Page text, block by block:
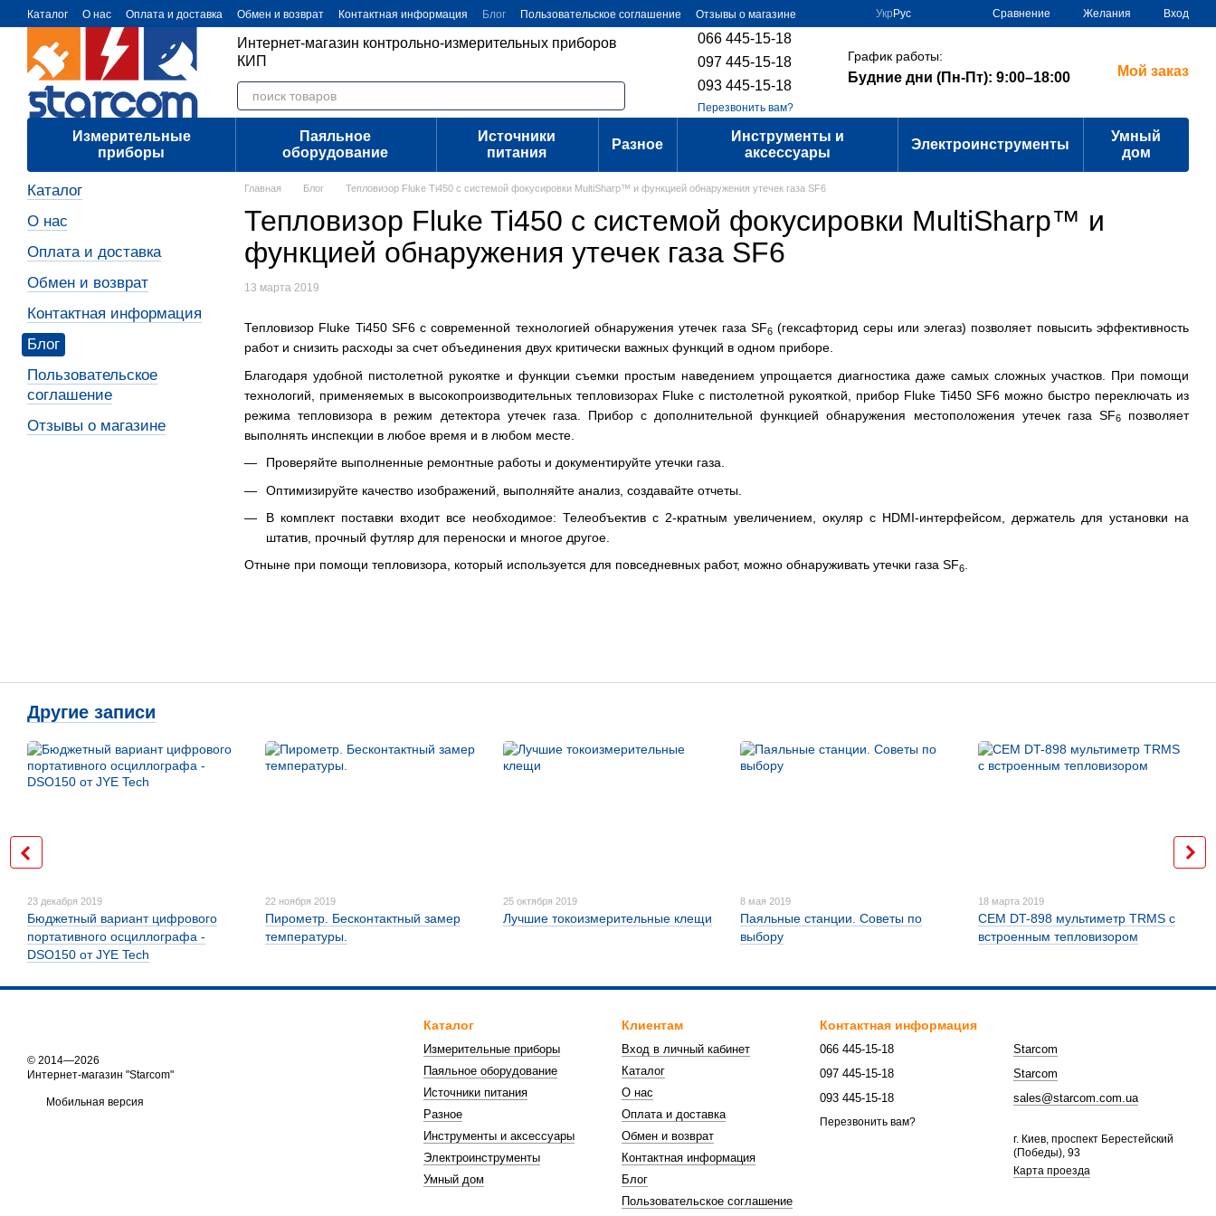
Перейти к основному контенту
Каталог О нас Оплата и доставка Обмен и возврат Контактная информация Блог Пользовательское соглашение Отзывы о магазине Укр Рус Сравнение Желания Вход
Интернет-магазин контрольно-измерительных приборов
КИП
066 445-15-18
097 445-15-18
093 445-15-18
Перезвонить вам?
График работы:
Будние дни (Пн-Пт): 9:00–18:00 Мой заказ
Измерительные
приборы
Паяльное
оборудование
Источники
питания
Разное
Инструменты и
аксессуары
Электроинструменты
Умный
дом
Главная Блог Тепловизор Fluke Ti450 с системой фокусировки MultiSharp™ и функцией обнаружения утечек газа SF6
Тепловизор Fluke Ti450 с системой фокусировки MultiSharp™ и
функцией обнаружения утечек газа SF6
13 марта 2019
Тепловизор Fluke Ti450 SF6 с современной технологией обнаружения утечек газа SF6(гексафторид серы или элегаз) позволяет повысить эффективность
работ и снизить расходы за счет объединения двух критически важных функций в одном приборе.
Благодаря удобной пистолетной рукоятке и функции съемки простым наведением упрощается диагностика даже самых сложных участков. При помощи
технологий, применяемых в высокопроизводительных тепловизорах Fluke с пистолетной рукояткой, прибор Fluke Ti450 SF6 можно быстро переключать из
режима тепловизора в режим детектора утечек газа. Прибор с дополнительной функцией обнаружения местоположения утечек газа SF6позволяет
выполнять инспекции в любое время и в любом месте.
Проверяйте выполненные ремонтные работы и документируйте утечки газа.
Оптимизируйте качество изображений, выполняйте анализ, создавайте отчеты.
В комплект поставки входит все необходимое: Телеобъектив с 2-кратным увеличением, окуляр с HDMI-интерфейсом, держатель для установки на
штатив, прочный футляр для переноски и многое другое.
Отныне при помощи тепловизора, который используется для повседневных работ, можно обнаруживать утечки газа SF6.
Каталог
О нас
Оплата и доставка
Обмен и возврат
Контактная информация
Блог
Пользовательское
соглашение
Отзывы о магазине
Другие записи
23 декабря 2019
Бюджетный вариант цифрового
портативного осциллографа -
DSO150 от JYE Tech
22 ноября 2019
Пирометр. Бесконтактный замер
температуры.
25 октября 2019
Лучшие токоизмерительные клещи
8 мая 2019
Паяльные станции. Советы по
выбору
18 марта 2019
CEM DT-898 мультиметр TRMS с
встроенным тепловизором
© 2014—2026
Интернет-магазин "Starcom"
Мобильная версия
Каталог
Измерительные приборы
Паяльное оборудование
Источники питания
Разное
Инструменты и аксессуары
Электроинструменты
Умный дом
Клиентам
Вход в личный кабинет
Каталог
О нас
Оплата и доставка
Обмен и возврат
Контактная информация
Блог
Пользовательское соглашение
Контактная информация
066 445-15-18
097 445-15-18
093 445-15-18
Перезвонить вам?
Starcom
Starcom
sales@starcom.com.ua
г. Киев, проспект Берестейский
(Победы), 93
Карта проезда